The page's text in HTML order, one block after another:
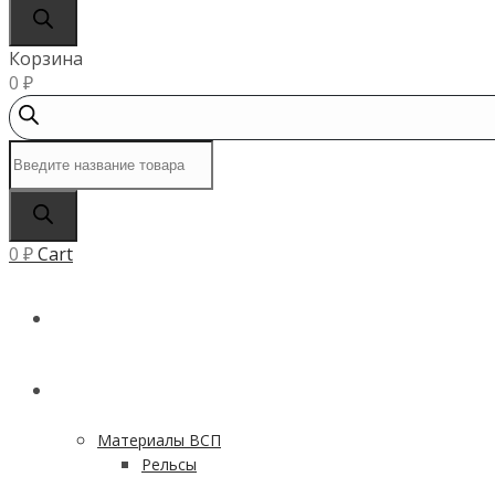
Корзина
0 ₽
товаров
0 ₽Cart
Материалы ВСП
Рельсы